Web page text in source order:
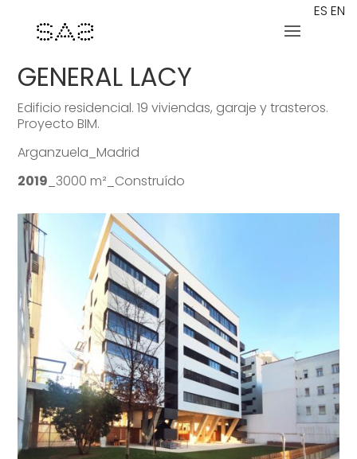
GENERAL LACY
Edificio residencial. 19 viviendas, garaje y trasteros.
Proyecto BIM.
Arganzuela_Madrid
2019 _3000 m²_Construído
ES EN